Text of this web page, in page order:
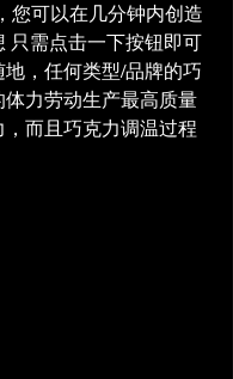
您可以在几分钟内创造
只需点击一下按钮即可
，任何类型/品牌的巧
力劳动生产最高质量
而且巧克力调温过程